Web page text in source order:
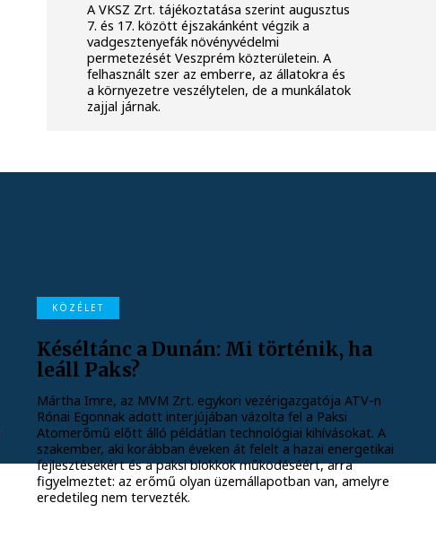
A VKSZ Zrt. tájékoztatása szerint augusztus
7. és 17. között éjszakánként végzik a
vadgesztenyefák növényvédelmi
permetezését Veszprém közterületein. A
felhasznált szer az emberre, az állatokra és
a környezetre veszélytelen, de a munkálatok
zajjal járnak.
KÖZÉLET
Késéltánc a Dunán: Mi történik, ha
leáll Paks?
Mártha Imre, az MVM Zrt. egykori vezérigazgatója ATV-n
Rónai Egonnak adott interjújában vázolta fel a Paksi
Atomerőmű előtt álló példátlan technológiai kihívásokat. A
szakember, aki korábban éveken át felelt a hazai energetikai
fejlesztésekért és a paksi blokkok működéséért, arra
figyelmeztet: az erőmű olyan üzemállapotban van, amelyre
eredetileg nem tervezték.